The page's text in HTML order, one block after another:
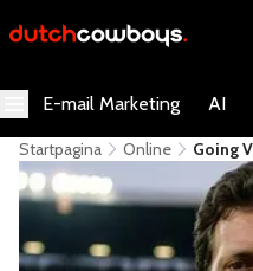
E-mail Marketing AI
Startpagina Online
Going
Redkiwi